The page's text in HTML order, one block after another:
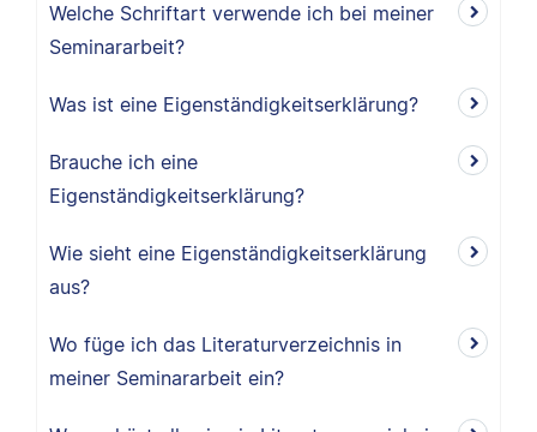
Welche Schriftart verwende ich bei meiner
Seminararbeit?
Was ist eine Eigenständigkeitserklärung?
Brauche ich eine
Eigenständigkeitserklärung?
Wie sieht eine Eigenständigkeitserklärung
aus?
Wo füge ich das Literaturverzeichnis in
meiner Seminararbeit ein?